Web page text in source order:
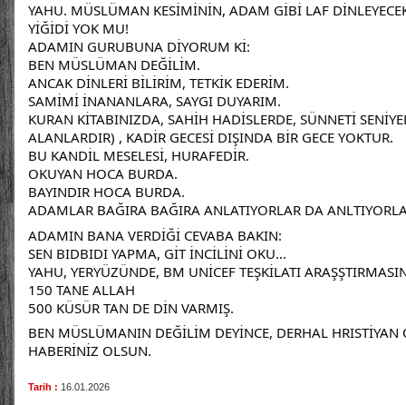
YAHU. MÜSLÜMAN KESİMİNİN, ADAM GİBİ LAF
YİĞİDİ YOK MU!
ADAMIN GURUBUNA DİYORUM Kİ:
BEN MÜSLÜMAN DEĞİLİM.
ANCAK DİNLERİ BİLİRİM, TETKİK EDERİM.
SAMİMİ İNANANLARA, SAYGI DUYARIM.
KURAN KİTABINIZDA, SAHİH HADİSLERDE, SÜNNETİ
ALANLARDIR) , KADİR GECESİ DIŞINDA BİR GECE YOKTUR.
BU KANDİL MESELESİ, HURAFEDİR.
OKUYAN HOCA BURDA.
BAYINDIR HOCA BURDA.
ADAMLAR BAĞIRA BAĞIRA ANLATIYORLAR DA
ADAMIN BANA VERDİĞİ CEVABA BAKIN:
SEN BIDBIDI YAPMA, GİT İNCİLİNİ OKU...
YAHU, YERYÜZÜNDE, BM UNİCEF TEŞKİLATI
150 TANE ALLAH
500 KÜSÜR TAN DE DİN VARMIŞ.
BEN MÜSLÜMANIN DEĞİLİM DEYİNCE, DERHAL HRISTİYAN
HABERİNİZ OLSUN.
Tarih : 16.01.2026